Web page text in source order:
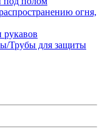
огня,
рукавов
Трубы для защиты